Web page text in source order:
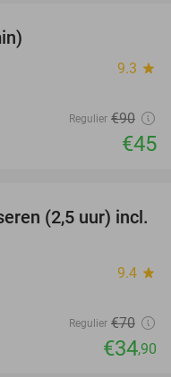
9.3 star
Regulier €90
€45
50%
(2,5 uur) incl.
9.4 star
Regulier €70
€34,90